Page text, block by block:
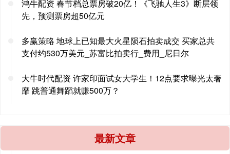
鸿牛配资 春节档总票房破20亿！《飞驰人生3》断层领
先，预测票房超50亿元
多赢策略 地球上已知最大火星陨石拍卖成交 买家总共
支付约530万美元_苏富比拍卖行_费用_尼日尔
大牛时代配资 许家印面试女大学生！12点要求曝光太奢
靡 跳普通舞蹈就赚500万？
最新文章